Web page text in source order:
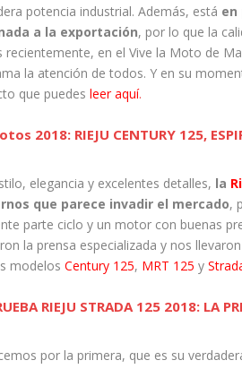
potencia industrial. Además, está en
a la exportación, por lo que la
recientemente, en el Vive la Moto de
la atención de todos. Y en su
que puedes leer aquí.
2018: RIEJU CENTURY 125,
elegancia y excelentes detalles, la
que parece invadir el mercado,
parte ciclo y un motor con buenas
la prensa especializada y nos
modelos Century 125, MRT 125 y
RIEJU STRADA 125 2018: LA
por la primera, que es su